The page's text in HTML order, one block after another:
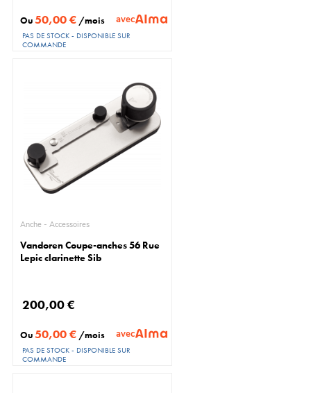
Ou50,00 € /mois avec
PAS DE STOCK - DISPONIBLE SUR
COMMANDE
Anche - Accessoires
Vandoren Coupe-anches 56 Rue
Lepic clarinette Sib
200,00 €
Ou50,00 € /mois avec
PAS DE STOCK - DISPONIBLE SUR
COMMANDE